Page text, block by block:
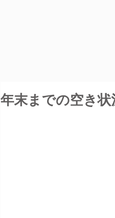
年末までの空き状